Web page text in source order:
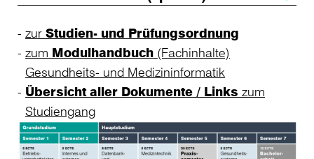
zur Studien- und Prüfungsordnung
zum Modulhandbuch (Fachinhalte)
Gesundheits- und Medizininformatik
Übersicht aller Dokumente / Links zum
Studiengang